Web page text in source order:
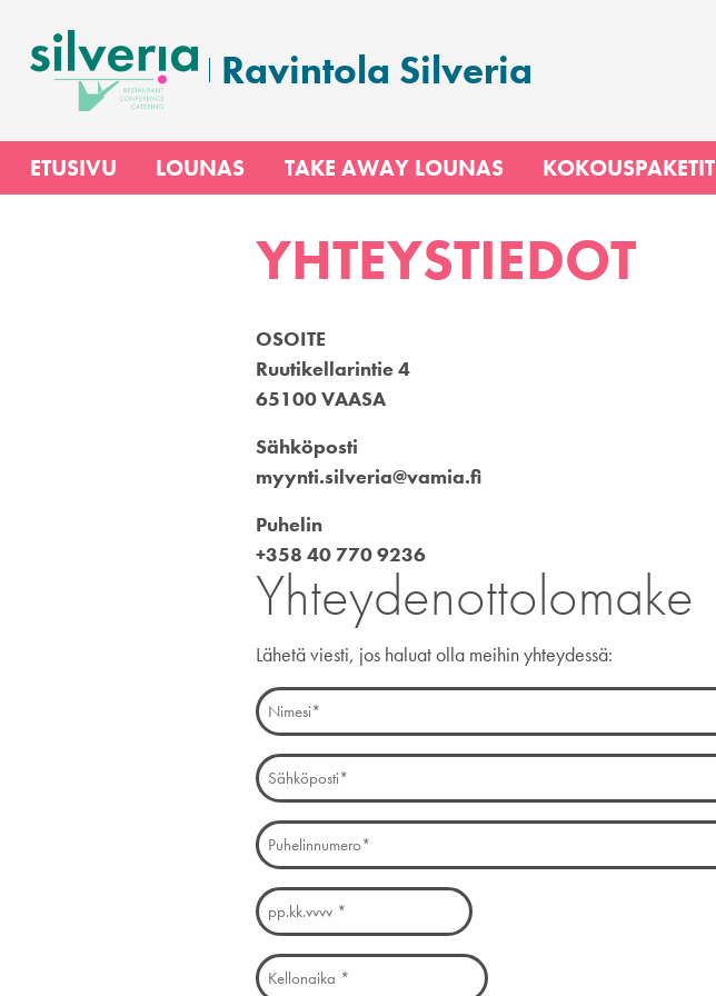
sisältöön
Ravintola Silveria
ETUSIVU LOUNAS TAKE AWAY LOUNAS KOKOUSPAKETIT
YHTEYSTIEDOT
OSOITE
Ruutikellarintie 4
65100 VAASA
Sähköposti
myynti.silveria@vamia.fi
Puhelin
+358 40 770 9236
Yhteydenottolomake
Lähetä viesti, jos haluat olla meihin yhteydessä:
Nimesi
(Pakollinen)
Sähköposti
(Pakollinen)
Puhelin
(Pakollinen)
Päivämäärä
(Pakollinen)
KK
slash
PP
Kellonaika